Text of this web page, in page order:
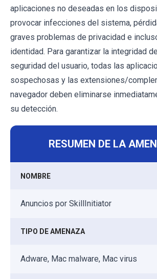
aplicaciones no deseadas en los
provocar infecciones del sistema,
graves problemas de privacidad e
identidad. Para garantizar la integridad
seguridad del usuario, todas las
sospechosas y las extensiones/
navegador deben eliminarse
su detección.
RESUMEN DE LA
NOMBRE
Anuncios por SkillInitiator
TIPO DE AMENAZA
Adware, Mac malware, Mac virus